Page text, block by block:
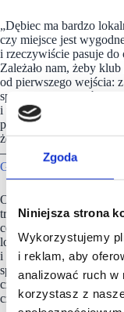
Zgoda
Niniejsza strona
Wykorzystujemy
i reklam, aby
analizować ruch w
korzystasz z
„Dębiec ma bardzo
czy miejsce jest
i rzeczywiście pasuje do
Zależało nam, żeby
od pierwszego wejścia:
sprzętem, dużą ilością
i wsparciem dla osób,
pierwsza lokalizacja
żeby od początku była
– mówią Miłosz i
Gyms
Poznań Dębiec.
Otwarcie
trend dzielnicowych
coraz większe znaczenie
lokalnie: blisko
i komunikacji. Dla wielu
sprzętu, godziny
czy trening zostanie
czy regularnym